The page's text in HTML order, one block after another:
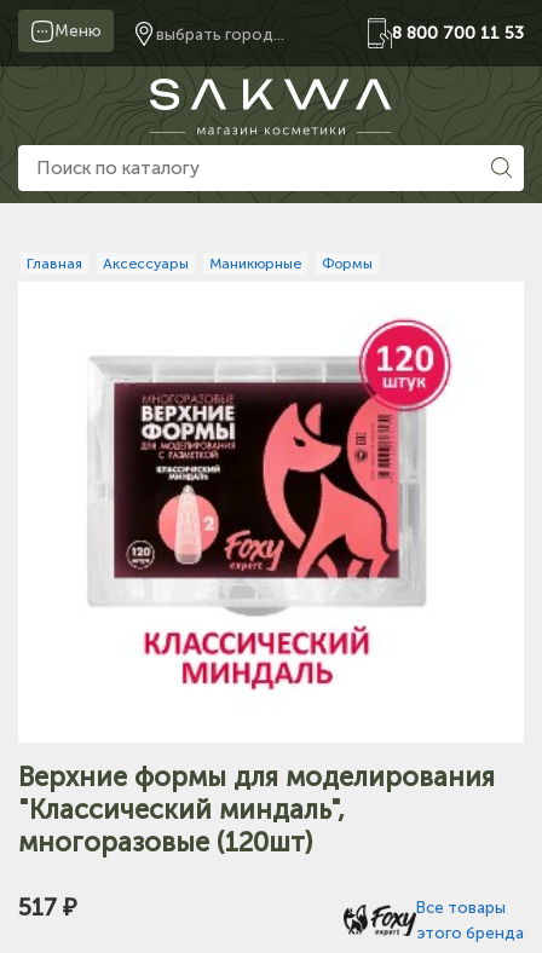
Меню выбрать город... 8 800 700 11 53
Главная Аксессуары Маникюрные Формы
Верхние формы для моделирования
"Классический миндаль",
многоразовые (120шт)
517 ₽
Все товары
этого бренда